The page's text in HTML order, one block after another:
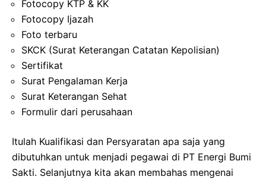
Fotocopy KTP & KK
Fotocopy Ijazah
Foto terbaru
SKCK (Surat Keterangan Catatan Kepolisian)
Sertifikat
Surat Pengalaman Kerja
Surat Keterangan Sehat
Formulir dari perusahaan
Itulah Kualifikasi dan Persyaratan apa saja yang
dibutuhkan untuk menjadi pegawai di PT Energi Bumi
Sakti. Selanjutnya kita akan membahas mengenai